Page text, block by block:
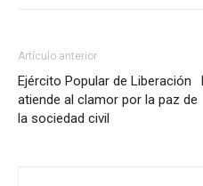
Artículo anterior
Ejército Popular de Liberación
atiende al clamor por la paz de
la sociedad civil